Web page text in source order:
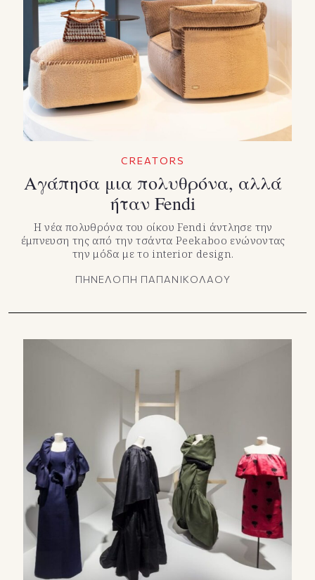
CREATORS
Αγάπησα μια πολυθρόνα, αλλά
ήταν Fendi
Η νέα πολυθρόνα του οίκου Fendi άντλησε την
έμπνευση της από την τσάντα Peekaboo ενώνοντας
την μόδα με το interior design.
ΠΗΝΕΛΟΠΗ ΠΑΠΑΝΙΚΟΛΑΟΥ